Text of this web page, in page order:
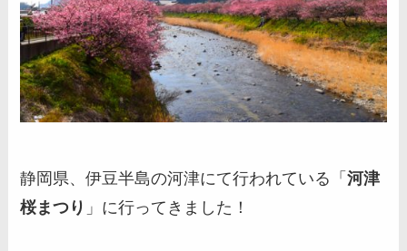
静岡県、伊豆半島の河津にて行われている「河津
桜まつり 」に行ってきました！